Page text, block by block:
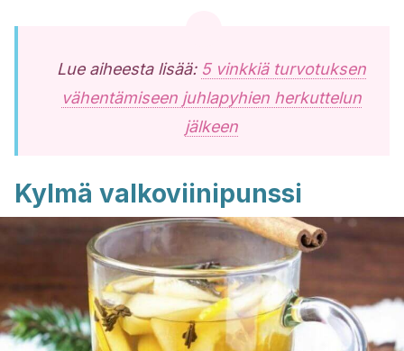
Lue aiheesta lisää: 5 vinkkiä turvotuksen
vähentämiseen juhlapyhien herkuttelun
jälkeen
Kylmä valkoviinipunssi